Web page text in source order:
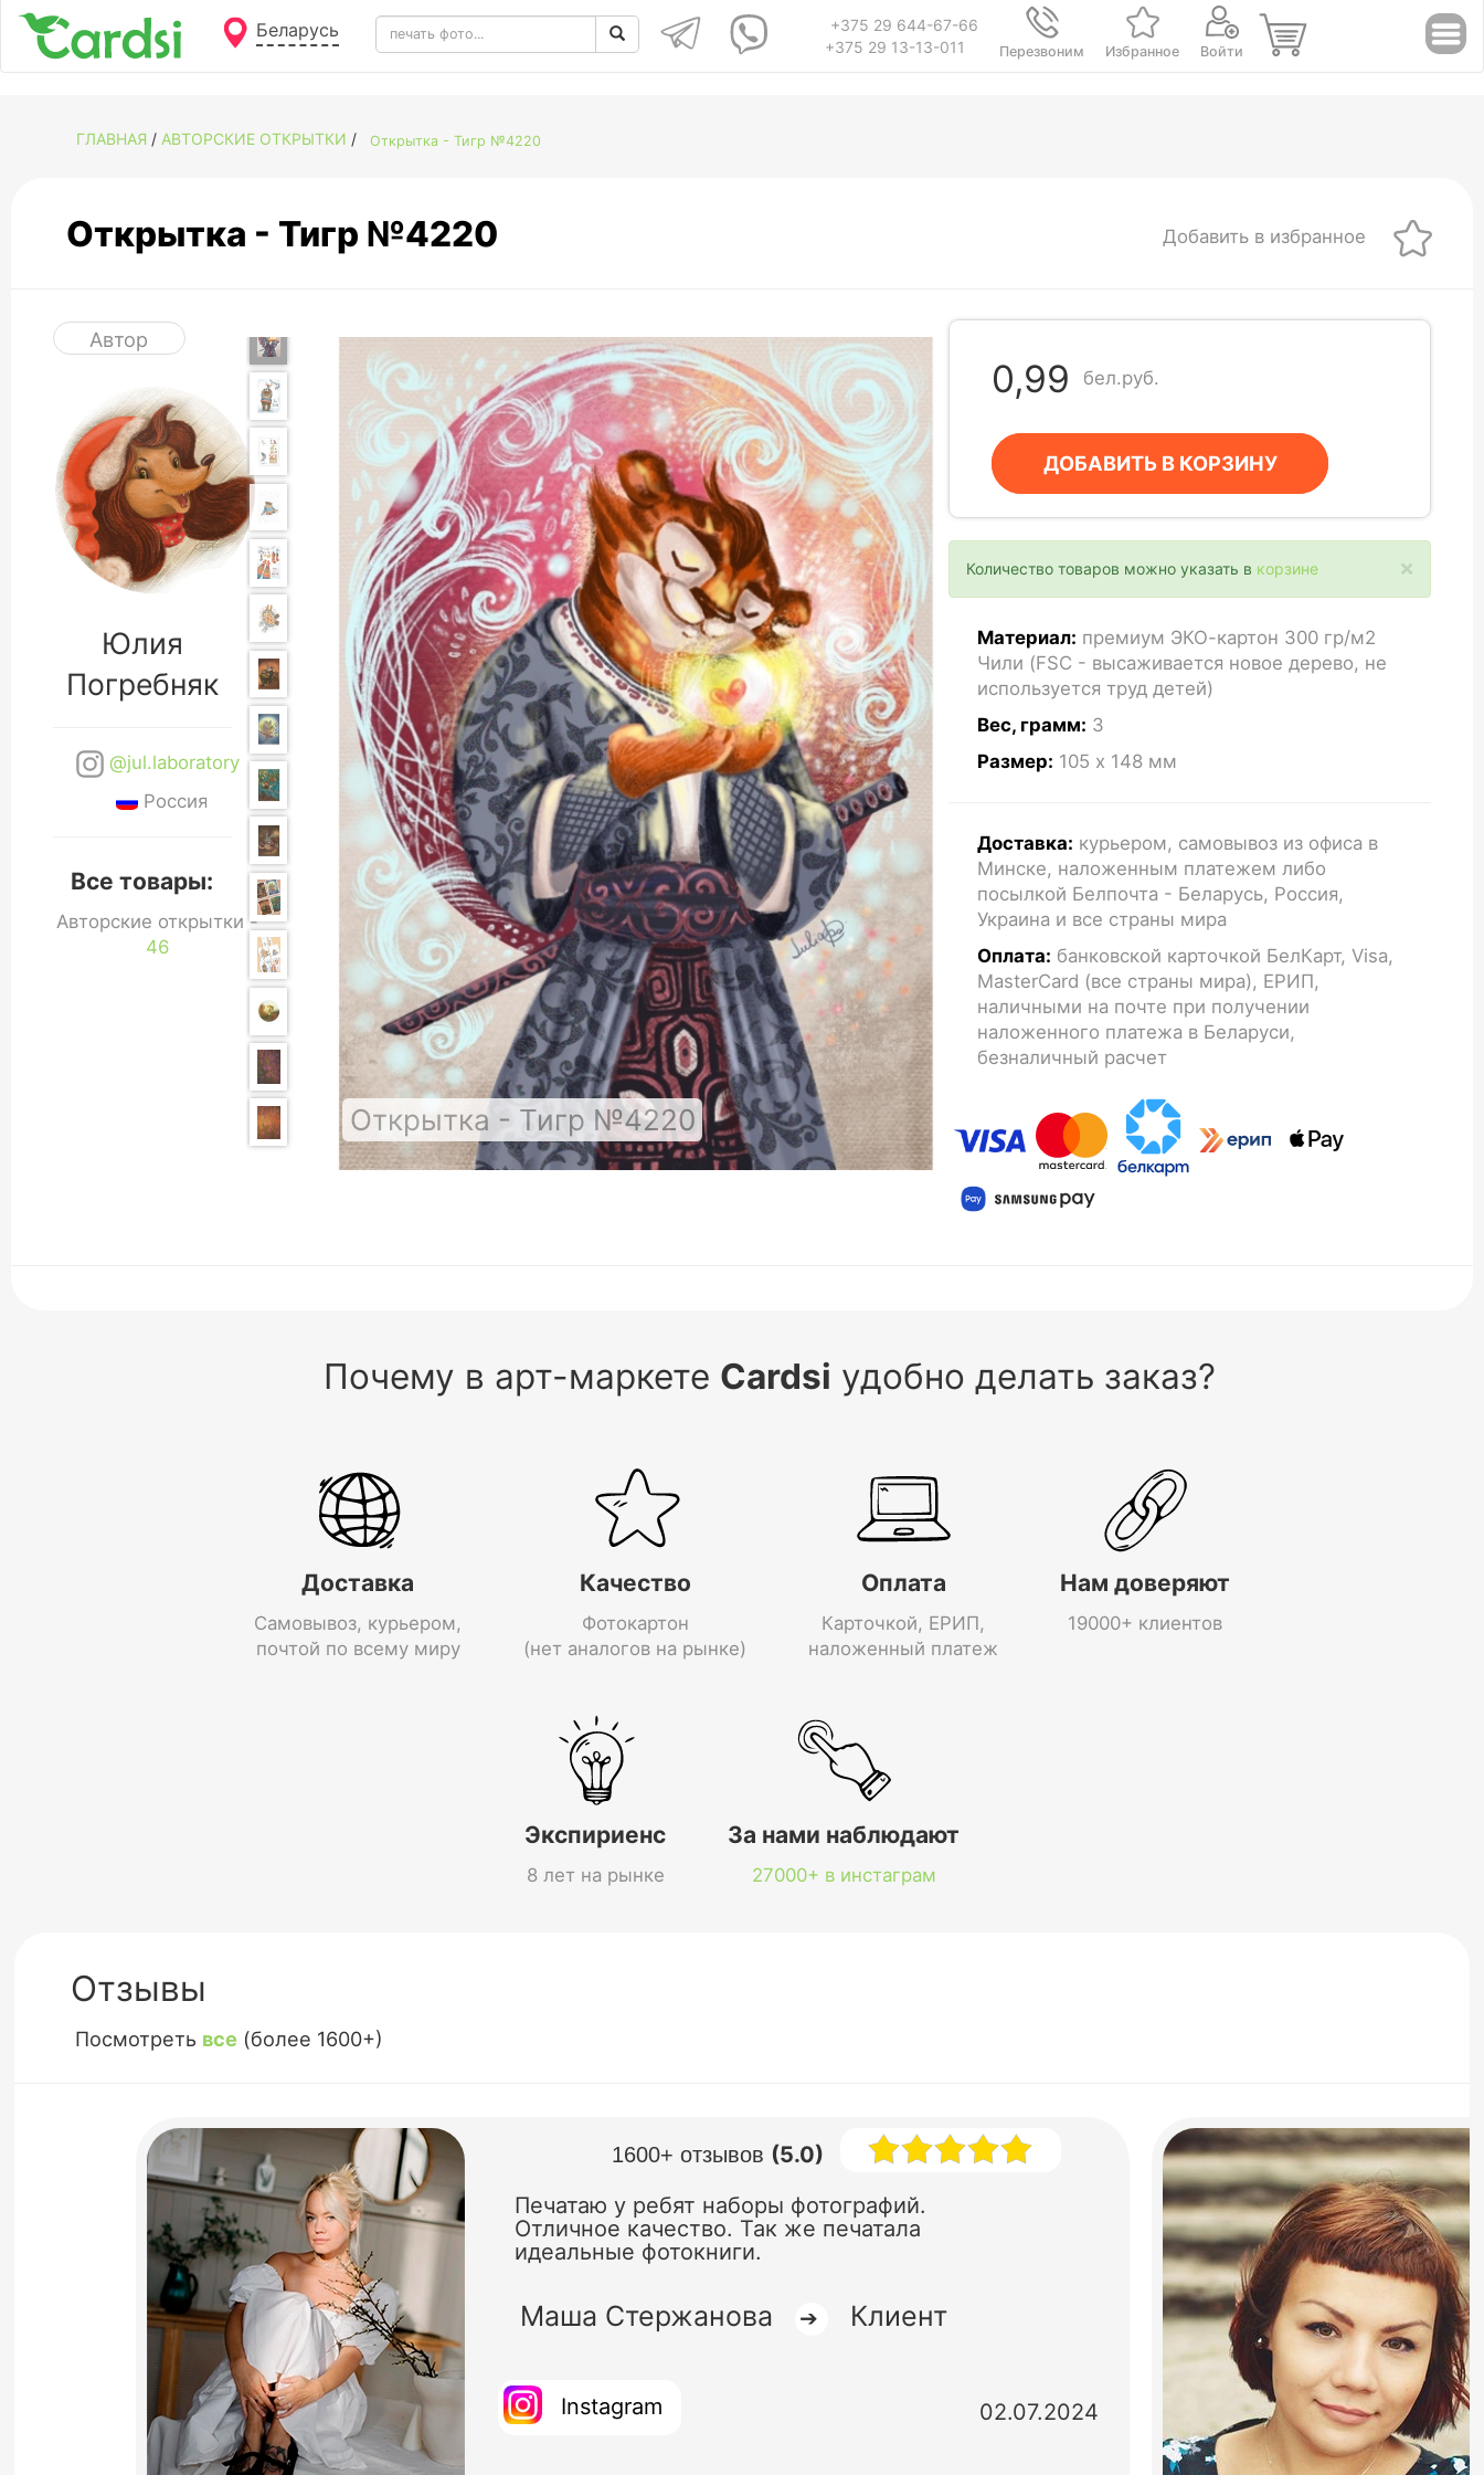
Беларусь
+375 29 644-67-66
+375 29 13-13-011
Перезвоним Избранное Войти
ГЛАВНАЯ / АВТОРСКИЕ ОТКРЫТКИ / Открытка - Тигр №4220
Открытка - Тигр №4220 Добавить в избранное
Автор
Юлия
Погребняк
@jul.laboratory
Россия
Все товары:
Авторские открытки -
46
Открытка - Тигр №4220
0,99 бел.руб.
ДОБАВИТЬ В КОРЗИНУ
×
Количество товаров можно указать в корзине
Материал: премиум ЭКО-картон 300 гр/м2
Чили (FSC - высаживается новое дерево, не
используется труд детей)
Вес, грамм: 3
Размер: 105 x 148 мм
Доставка: курьером, самовывоз из офиса в
Минске, наложенным платежем либо
посылкой Белпочта - Беларусь, Россия,
Украина и все страны мира
Оплата: банковской карточкой БелКарт, Visa,
MasterCard (все страны мира), ЕРИП,
наличными на почте при получении
наложенного платежа в Беларуси,
безналичный расчет
Почему в арт-маркете Cardsi удобно делать заказ?
Доставка
Самовывоз, курьером,
почтой по всему миру
Качество
Фотокартон
(нет аналогов на рынке)
Оплата
Карточкой, ЕРИП,
наложенный платеж
Нам доверяют
19000+ клиентов
Экспириенс
8 лет на рынке
За нами наблюдают
27000+ в инстаграм
Отзывы
Посмотреть все (более 1600+)
1600+ отзывов (5.0)
Печатаю у ребят наборы фотографий.
Отличное качество. Так же печатала
идеальные фотокниги.
Маша Стержанова ➔ Клиент
Instagram 02.07.2024